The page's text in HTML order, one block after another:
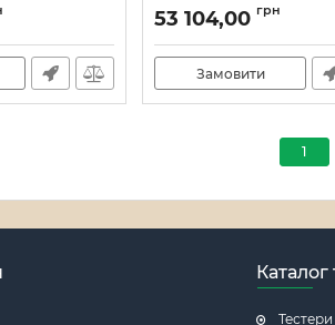
Артикул:21_12009/15687
53 104,00 грн
Замовити
1
Каталог